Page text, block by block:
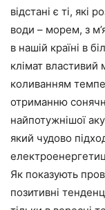
відстані є ті, які
води – морем, з
в нашій країні в
клімат
коливанням
отриманню
найпотужнішої
який чудово
Як показують
позитивні